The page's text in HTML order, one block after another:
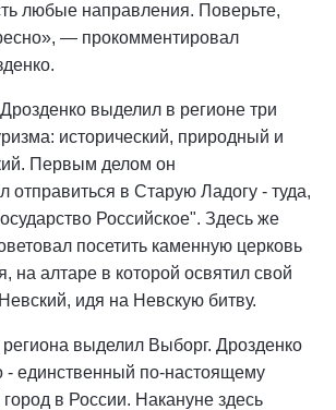
любые направления. Поверьте,
— прокомментировал
выделил в регионе три
исторический, природный и
Первым делом он
отправиться в Старую Ладогу - туда,
Российское". Здесь же
посетить каменную церковь
на алтаре в которой освятил свой
идя на Невскую битву.
региона выделил Выборг. Дрозденко
- единственный по-настоящему
в России. Накануне здесь